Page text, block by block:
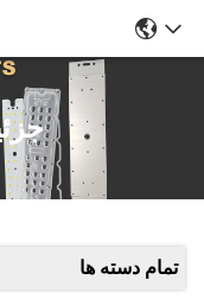
تمام دسته ها